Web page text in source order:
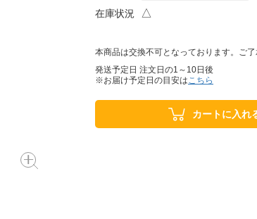
在庫状況 △
本商品は交換不可となっております。ご了
発送予定日 注文日の1～10日後
※お届け予定日の目安はこちら
カートに入れ